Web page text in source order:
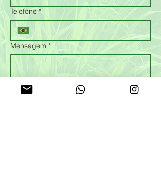
Telefone *
Mensagem *